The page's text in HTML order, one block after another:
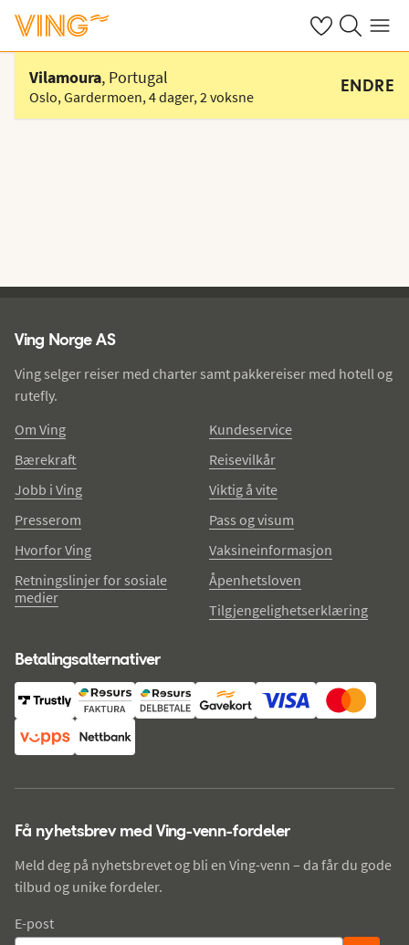
Se dine sparte
Søk påMeny
Velg hotell
Vilamoura, Portugal
Oslo, Gardermoen,4 dager,2 voksne
ENDRE
Ving Norge AS
Ving selger reiser med charter samt pakkereiser med hotell og
rutefly.
Om Ving
Bærekraft
Jobb i Ving
Presserom
Hvorfor Ving
Retningslinjer for sosiale
medier
Kundeservice
Reisevilkår
Viktig å vite
Pass og visum
Vaksineinformasjon
Åpenhetsloven
Tilgjengelighetserklæring
Betalingsalternativer
Få nyhetsbrev med Ving-venn-fordeler
Meld deg på nyhetsbrevet og bli en Ving-venn – da får du gode
tilbud og unike fordeler.
E-post